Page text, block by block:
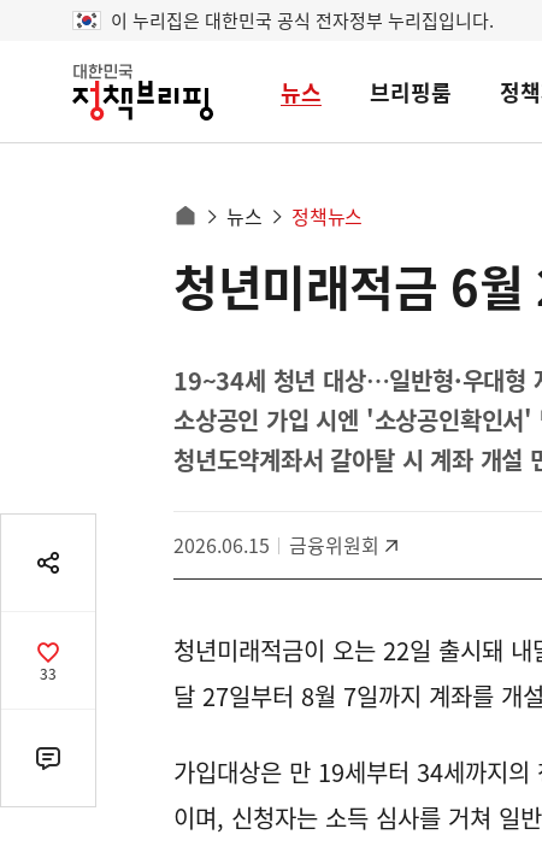
이 누리집은 대한민국 공식 전자정부 누리집입니다.
대
민
뉴스 브리핑룸 정
으
로
뉴스 정책뉴스
공
기
공
감
33
댓
글
청년미래적금 6
19~34세 청년 대상…일반형·우대형
소상공인 가입 시엔 '소상공인확인서'
청년도약계좌서 갈아탈 시 계좌 개설
2026.06.15 금융위원회
청년미래적금이 오는 22일 출시돼
달 27일부터 8월 7일까지 계좌를 개
가입대상은 만 19세부터 34세까지
이며, 신청자는 소득 심사를 거쳐 일